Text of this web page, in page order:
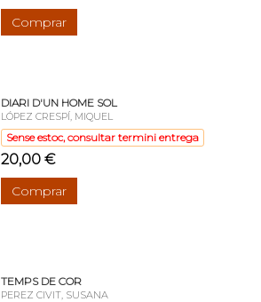
Comprar
DIARI D'UN HOME SOL
LÓPEZ CRESPÍ, MIQUEL
Sense estoc, consultar termini entrega
20,00 €
Comprar
TEMPS DE COR
PEREZ CIVIT, SUSANA